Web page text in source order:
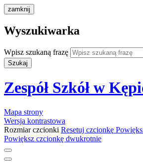
zamknij
Wyszukiwarka
Wpisz szukaną frazę
Szukaj
Zespół Szkół w
Mapa strony
Wersja kontrastowa
Rozmiar czcionki Resetuj czcionkę
Powiększ czcionkę dwukrotnie